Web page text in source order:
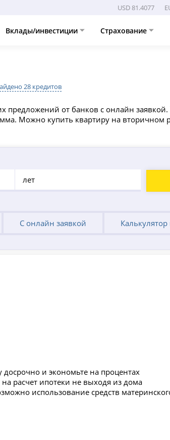
USD 81.4077
Вклады/инвестиции Страхование
28 кредитов
от банков с онлайн
Можно купить квартиру на
лет
С онлайн заявкой
и экономьте на процентах
расчет ипотеки не выходя из дома
использование средств